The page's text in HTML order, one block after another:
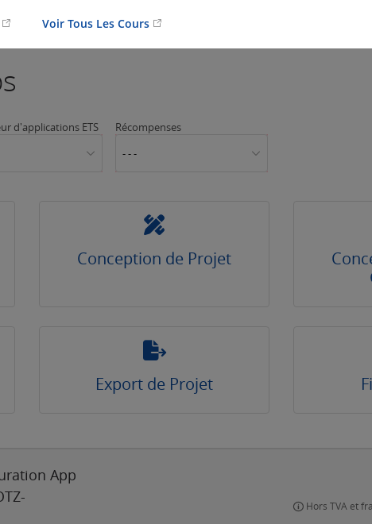
Voir Tous Les Cours
d'applications ETS
Récompenses
- - -
Conception de Projet
Export de Projet
App
Hors TVA et